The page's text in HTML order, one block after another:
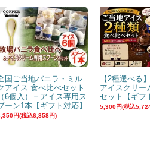
国ご当地バニラ・ミル
アイス 食べ比べセット
（6個入）＋アイス専用ス
ーン1本【ギフト対応】
円(税込6,858円)
【2種選べる
アイスクリー
セット【ギフ
5,300円(税込